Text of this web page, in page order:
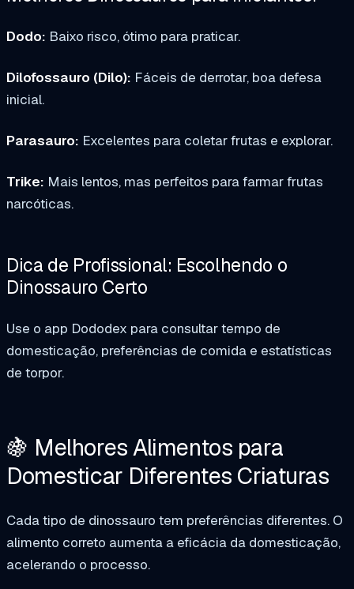
Dodo: Baixo risco, ótimo para praticar.
Dilofossauro (Dilo): Fáceis de derrotar, boa defesa
inicial.
Parasauro: Excelentes para coletar frutas e explorar.
Trike: Mais lentos, mas perfeitos para farmar frutas
narcóticas.
Dica de Profissional: Escolhendo o
Dinossauro Certo
Use o app Dododex para consultar tempo de
domesticação, preferências de comida e estatísticas
de torpor.
🍇 Melhores Alimentos para
Domesticar Diferentes Criaturas
Cada tipo de dinossauro tem preferências diferentes. O
alimento correto aumenta a eficácia da domesticação,
acelerando o processo.